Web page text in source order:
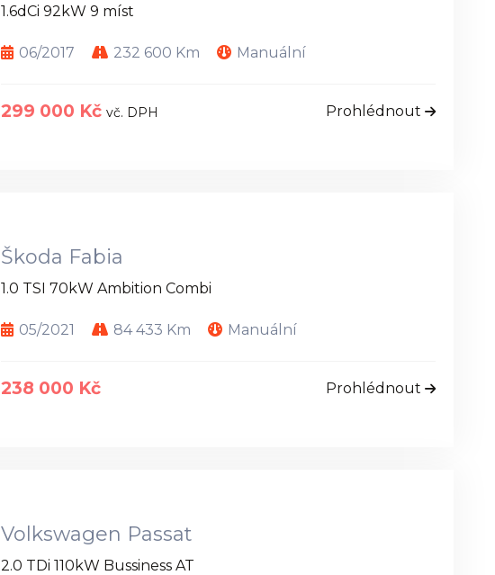
1.6dCi 92kW 9 míst
06/2017 232 600 Km Manuální
299 000 Kč vč. DPH Prohlédnout
Škoda Fabia
1.0 TSI 70kW Ambition Combi
05/2021 84 433 Km Manuální
238 000 Kč Prohlédnout
Volkswagen Passat
2.0 TDi 110kW Bussiness AT